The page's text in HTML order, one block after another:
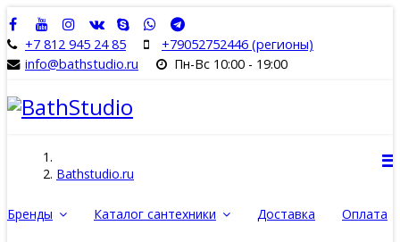
+7 812 945 24 85
+79052752446 (регионы)
info@bathstudio.ru
Пн-Вс 10:00 - 19:00
Бренды Каталог сантехники Доставка Оплата
Bathstudio.ru